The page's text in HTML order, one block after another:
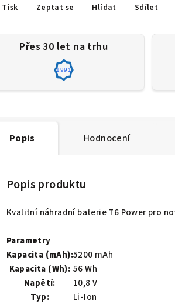
Tisk Zeptat se Hlídat Sdílet
Přes 30 let na trhu
1991
Popis Hodnocení
Popis produktu
Kvalitní náhradní baterie T6 Power pro
Parametry
Kapacita (mAh):5200 mAh
Kapacita (Wh): 56 Wh
Napětí:
10,8 V
Typ:
Li-Ion